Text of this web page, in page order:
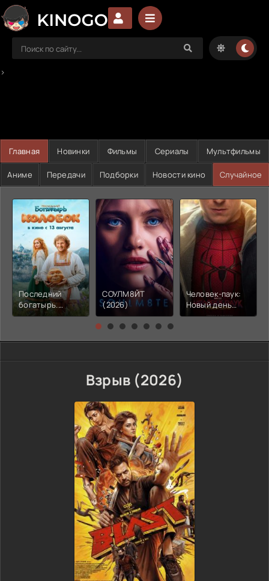
>
Главная Новинки Фильмы Сериалы Мультфильмы
Аниме Передачи Подборки Новости кино Случайное
Последний
богатырь.
Колобок (2026)
СОУЛМ8ЙТ
(2026)
Человек-паук:
Новый день
(2026)
Взрыв (2026)